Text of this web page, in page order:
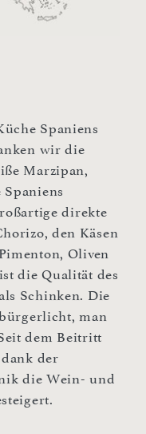
Spaniens
wir die
Marzipan,
direkte
den Käsen
Oliven
die Qualität des
Schinken. Die
man
dem Beitritt
der
die Wein- und